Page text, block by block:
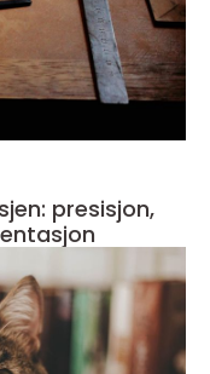
presisjon,